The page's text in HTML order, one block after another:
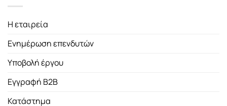
Η εταιρεία
Ενημέρωση επενδυτών
Υποβολή έργου
Εγγραφή B2B
Κατάστημα